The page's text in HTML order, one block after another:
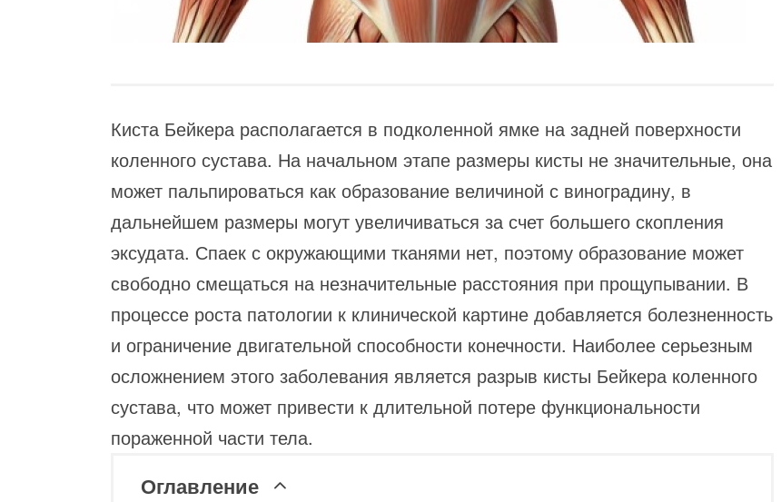
Киста Бейкера располагается в подколенной ямке на задней поверхности
коленного сустава. На начальном этапе размеры кисты не значительные, она
может пальпироваться как образование величиной с виноградину, в
дальнейшем размеры могут увеличиваться за счет большего скопления
эксудата. Спаек с окружающими тканями нет, поэтому образование может
свободно смещаться на незначительные расстояния при прощупывании. В
процессе роста патологии к клинической картине добавляется болезненность
и ограничение двигательной способности конечности. Наиболее серьезным
осложнением этого заболевания является разрыв кисты Бейкера коленного
сустава, что может привести к длительной потере функциональности
пораженной части тела.
Оглавление